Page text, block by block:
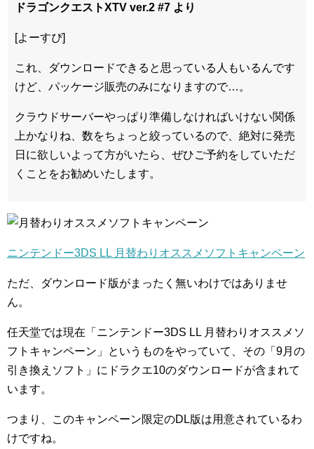
ドラゴンクエストXTV ver.2 #7 より
[よーすぴ]
これ、ダウンロードできると思っている人もいるんです
けど、パッケージ販売のみになりますので…。
クラウドサーバーやっぱり準備しなければいけない関係
上かなりね、数をちょっと絞っているので、絶対に発売
日に欲しいよって方がいたら、ぜひご予約をしていただ
くことをお勧めいたします。
ニンテンドー3DS LL 月替わりオススメソフトキャンペーン
ただ、ダウンロード版がまったく無いわけではありませ
ん。
任天堂では現在「ニンテンドー3DS LL 月替わりオススメソ
フトキャンペーン」というものをやっていて、その「9月の
引き換えソフト」にドラクエ10のダウンロードが含まれて
います。
つまり、このキャンペーン限定のDL版は用意されているわ
けですね。